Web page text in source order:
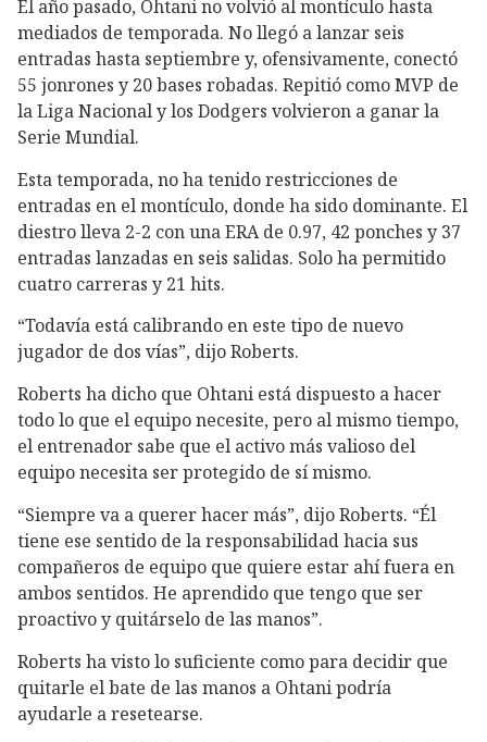
El año pasado, Ohtani no volvió al montículo hasta
mediados de temporada. No llegó a lanzar seis
entradas hasta septiembre y, ofensivamente, conectó
55 jonrones y 20 bases robadas. Repitió como MVP de
la Liga Nacional y los Dodgers volvieron a ganar la
Serie Mundial.
Esta temporada, no ha tenido restricciones de
entradas en el montículo, donde ha sido dominante. El
diestro lleva 2-2 con una ERA de 0.97, 42 ponches y 37
entradas lanzadas en seis salidas. Solo ha permitido
cuatro carreras y 21 hits.
“Todavía está calibrando en este tipo de nuevo
jugador de dos vías”, dijo Roberts.
Roberts ha dicho que Ohtani está dispuesto a hacer
todo lo que el equipo necesite, pero al mismo tiempo,
el entrenador sabe que el activo más valioso del
equipo necesita ser protegido de sí mismo.
“Siempre va a querer hacer más”, dijo Roberts. “Él
tiene ese sentido de la responsabilidad hacia sus
compañeros de equipo que quiere estar ahí fuera en
ambos sentidos. He aprendido que tengo que ser
proactivo y quitárselo de las manos”.
Roberts ha visto lo suficiente como para decidir que
quitarle el bate de las manos a Ohtani podría
ayudarle a resetearse.